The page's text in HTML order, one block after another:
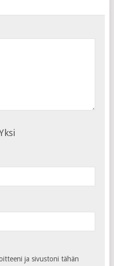
ja sivustoni tähän